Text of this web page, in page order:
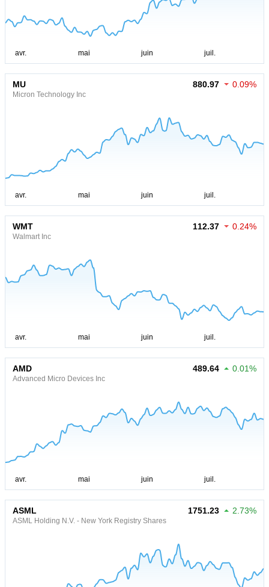
MU
Micron Technology Inc
880.97 0.09%
WMT
Walmart Inc
112.37 0.24%
AMD
Advanced Micro Devices Inc
489.64 0.01%
ASML
ASML Holding N.V. - New York Registry Shares
1751.23 2.73%